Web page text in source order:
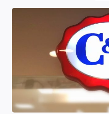
Cotações
Comprar ou vender?
Carteiras Recomendadas
Central de Dividendos
Central de Fundos Imobiliários